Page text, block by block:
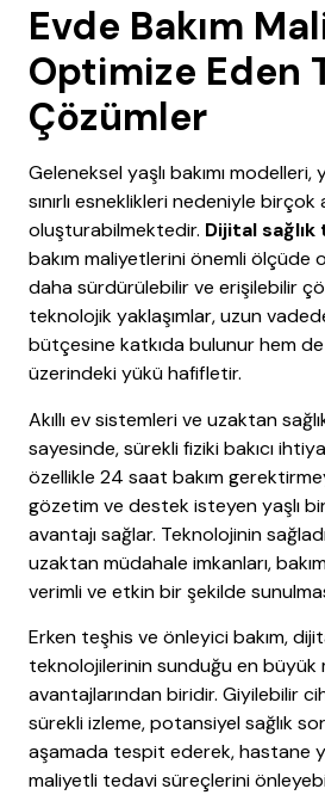
Evde Bakım
Optimize Eden
Çözümler
Geleneksel yaşlı bakımı
sınırlı esneklikleri nedeniyle
oluşturabilmektedir. Dijital
bakım maliyetlerini önemli ölçüde
daha sürdürülebilir ve erişilebilir
teknolojik yaklaşımlar, uzun
bütçesine katkıda bulunur hem
üzerindeki yükü hafifletir.
Akıllı ev sistemleri ve uzaktan
sayesinde, sürekli fiziki bakıcı
özellikle 24 saat bakım
gözetim ve destek isteyen yaşlı
avantajı sağlar. Teknolojinin
uzaktan müdahale imkanları,
verimli ve etkin bir şekilde
Erken teşhis ve önleyici bakım,
teknolojilerinin sunduğu en büyük
avantajlarından biridir. Giyilebilir
sürekli izleme, potansiyel sağlık
aşamada tespit ederek, hastane
maliyetli tedavi süreçlerini